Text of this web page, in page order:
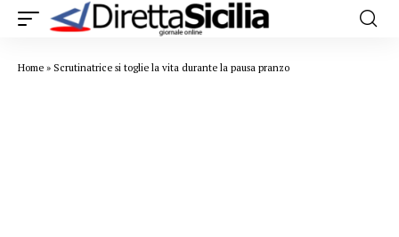
Home » Scrutinatrice si toglie la vita durante la pausa pranzo